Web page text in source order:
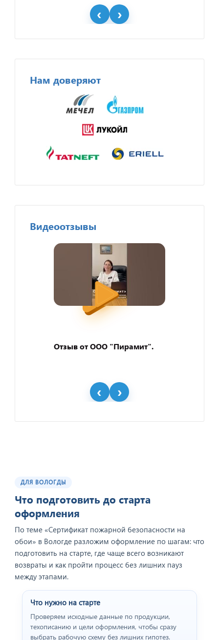
Нам доверяют
Видеоотзывы
Отзыв от ООО "Пирамит".
Отзыв от представителя
Отзыв от представителя
ДЛЯ ВОЛОГДЫ
Что подготовить до старта
оформления
По теме «Сертификат пожарной безопасности на
обои» в Вологде разложим оформление по шагам: что
подготовить на старте, где чаще всего возникают
возвраты и как пройти процесс без лишних пауз
между этапами.
Что нужно на старте
Проверяем исходные данные по продукции,
техописанию и цели оформления, чтобы сразу
выбрать рабочую схему без лишних гипотез.